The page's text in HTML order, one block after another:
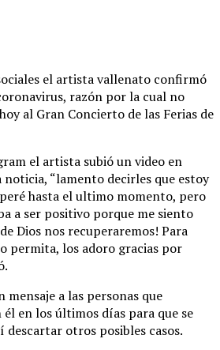
el artista vallenato confirmó
razón por la cual no
al Gran Concierto de las Ferias de
el artista subió un video en
noticia, “lamento decirles que estoy
hasta el ultimo momento, pero
a ser positivo porque me siento
Dios nos recuperaremos! Para
permita, los adoro gracias por
mensaje a las personas que
en los últimos días para que se
descartar otros posibles casos.